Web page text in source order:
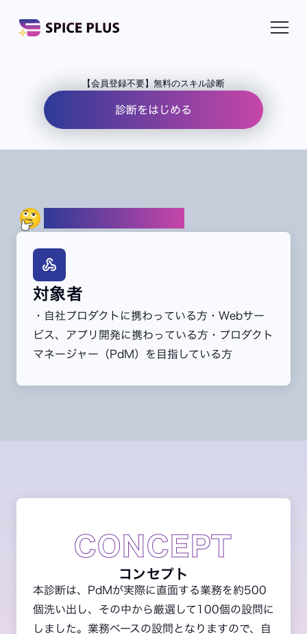
【会員登録不要】無料のスキル診断
診断をはじめる
対象者
・自社プロダクトに携わっている方 ・Webサー
ビス、アプリ開発に携わっている方 ・プロダクト
マネージャー（PdM）を目指している方
CONCEPT
コンセプト
本診断は、PdMが実際に直面する業務を約500
個洗い出し、その中から厳選して100個の設問に
しました。業務ベースの設問となりますので、自